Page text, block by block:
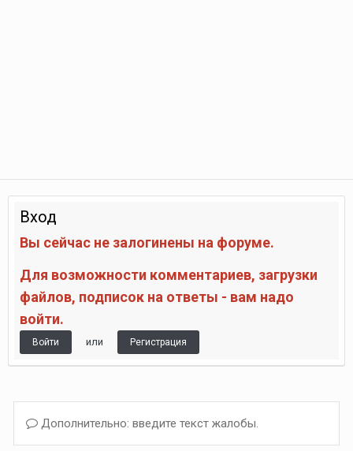
Вход
Вы сейчас не залогинены на форуме.
Для возможности комментариев, загрузки
файлов, подписок на ответы - вам надо
войти.
Войти или Регистрация
Дополнительно: введите текст жалобы.